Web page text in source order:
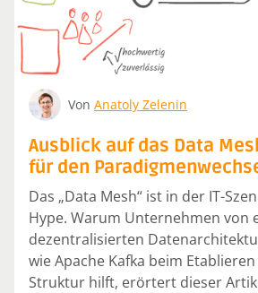
Von Anatoly Zelenin
Ausblick auf das Data
für den
Das „Data Mesh“ ist in der IT-
Hype. Warum Unternehmen von
dezentralisierten
wie Apache Kafka beim
Struktur hilft, erörtert dieser